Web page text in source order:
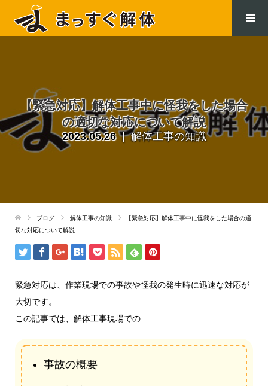
【緊急対応】解体工事中に怪我をした場合
の適切な対応について解説
2023.05.26 解体工事の知識
ブログ 解体工事の知識
【緊急対応】解体工事中に怪我をした場合の適
切な対応について解説
緊急対応は、作業現場での事故や怪我の発生時に迅速な対応が
大切です。
この記事では、解体工事現場での
事故の概要